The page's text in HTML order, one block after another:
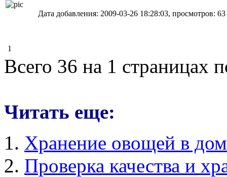
Дата добавления: 2009-03-26 18:28:03, просмотров: 63
1
Всего 36 на 1 страницах
Читать еще:
Хранение овощей в
Проверка качества и